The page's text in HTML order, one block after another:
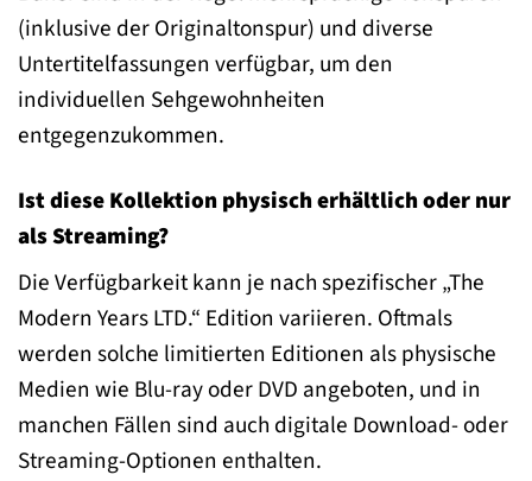
(inklusive der Originaltonspur) und diverse
Untertitelfassungen verfügbar, um den
individuellen Sehgewohnheiten
entgegenzukommen.
Ist diese Kollektion physisch erhältlich oder nur
als Streaming?
Die Verfügbarkeit kann je nach spezifischer „The
Modern Years LTD.“ Edition variieren. Oftmals
werden solche limitierten Editionen als physische
Medien wie Blu-ray oder DVD angeboten, und in
manchen Fällen sind auch digitale Download- oder
Streaming-Optionen enthalten.